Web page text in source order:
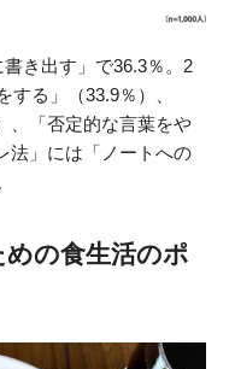
き出す」で36.3％。2
る」（33.9％）、
、「否定的な言葉をや
法」には「ノートへの
の食生活のポ